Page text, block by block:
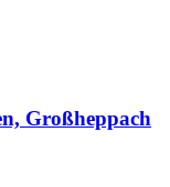
Großheppach